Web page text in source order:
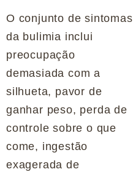
O conjunto de sintomas
da bulimia inclui
preocupação
demasiada com a
silhueta, pavor de
ganhar peso, perda de
controle sobre o que
come, ingestão
exagerada de